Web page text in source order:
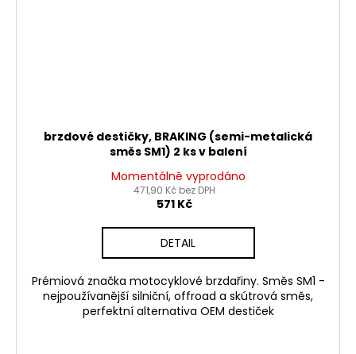
brzdové destičky, BRAKING (semi-metalická
směs SM1) 2 ks v balení
Momentálně vyprodáno
471,90 Kč bez DPH
571 Kč
DETAIL
Prémiová značka motocyklové brzdařiny. Směs SM1 -
nejpoužívanější silniční, offroad a skútrová směs,
perfektní alternativa OEM destiček